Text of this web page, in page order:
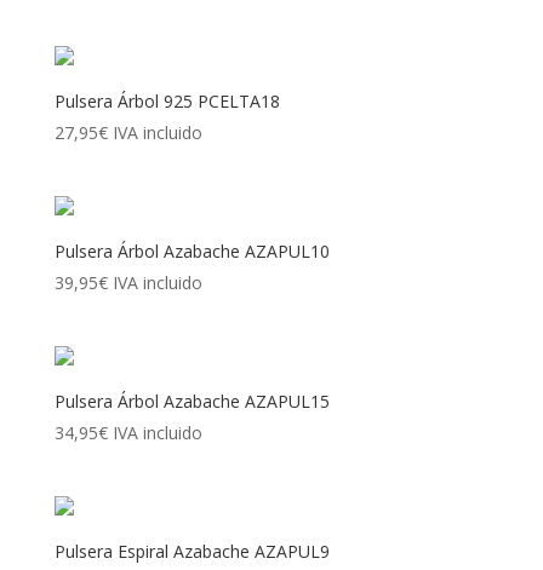
Pulsera Árbol 925 PCELTA18
27,95€ IVA incluido
Pulsera Árbol Azabache AZAPUL10
39,95€ IVA incluido
Pulsera Árbol Azabache AZAPUL15
34,95€ IVA incluido
Pulsera Espiral Azabache AZAPUL9